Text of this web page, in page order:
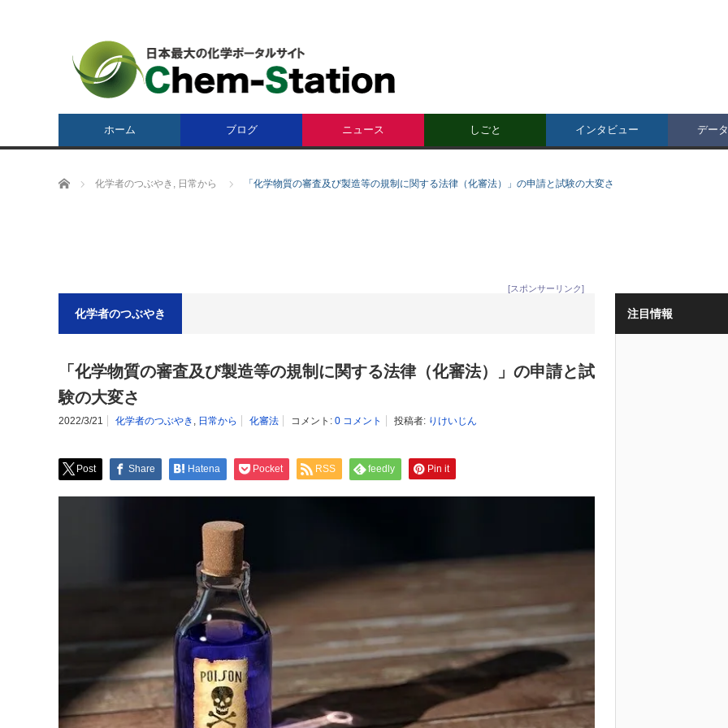
ホーム ブログ ニュース しごと インタビュー デー
ホーム 化学者のつぶやき , 日常から 「化学物質の審査及び製造等の規制に関する法律（化審法）」の申請と試験の大変さ
[スポンサーリンク]
化学者のつぶやき
「化学物質の審査及び製造等の規制に関する法律（化審法）」の申請と試
験の大変さ
2022/3/21 化学者のつぶやき , 日常から 化審法 コメント: 0 コメント 投稿者: りけいじん
Post Share Hatena Pocket RSS feedly Pin it
注目情報